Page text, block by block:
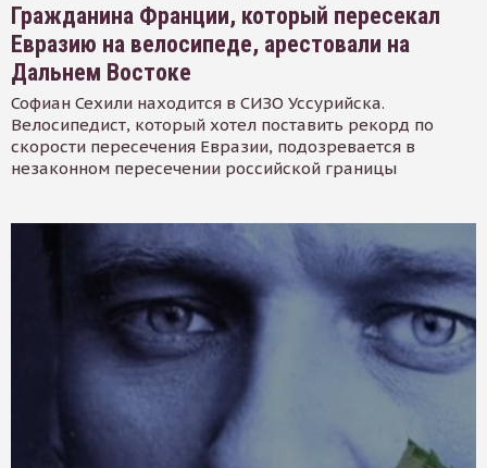
Гражданина Франции, который пересекал
Евразию на велосипеде, арестовали на
Дальнем Востоке
Софиан Сехили находится в СИЗО Уссурийска.
Велосипедист, который хотел поставить рекорд по
скорости пересечения Евразии, подозревается в
незаконном пересечении российской границы